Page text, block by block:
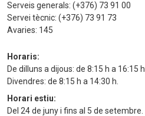
Serveis generals: (+376) 73 91 00
Servei tècnic: (+376) 73 91 73
Avaries: 145
Horaris:
De dilluns a dijous: de 8:15 h a 16:15 h.
Divendres: de 8:15 h a 14:30 h.
Horari estiu:
Del 24 de juny i fins al 5 de setembre.